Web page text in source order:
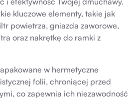
kluczowe elementy, takie jak
powietrza, gniazda zaworowe,
oraz nakrętkę do ramki z
w hermetyczne
folii, chroniącej przed
co zapewnia ich niezawodność